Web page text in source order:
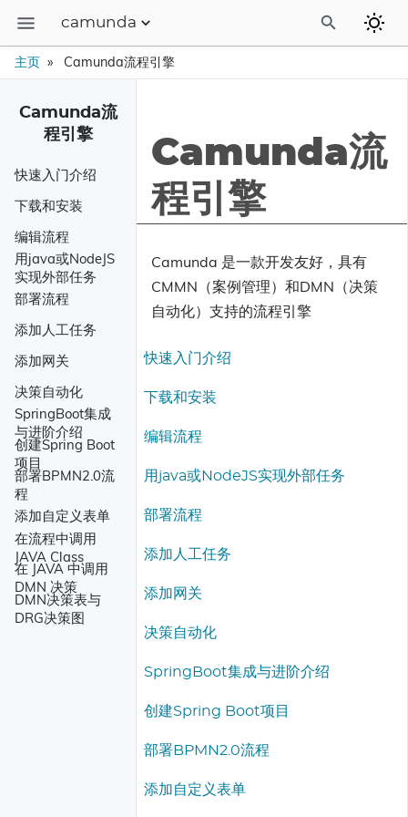
camunda
博客
camunda流程引擎
camunda中文站
主页 Camunda流程引擎
Camunda流
程引擎
快速入门介绍
下载和安装
编辑流程
用java或NodeJS
实现外部任务
部署流程
添加人工任务
添加网关
决策自动化
SpringBoot集成
与进阶介绍
创建Spring Boot
项目
部署BPMN2.0流
程
添加自定义表单
在流程中调用
JAVA Class
在 JAVA 中调用
DMN 决策
DMN决策表与
DRG决策图
Camunda流
程引擎
Camunda 是一款开发友好，具有
CMMN（案例管理）和DMN（决策
自动化）支持的流程引擎
快速入门介绍
下载和安装
编辑流程
用java或NodeJS实现外部任务
部署流程
添加人工任务
添加网关
决策自动化
SpringBoot集成与进阶介绍
创建Spring Boot项目
部署BPMN2.0流程
添加自定义表单